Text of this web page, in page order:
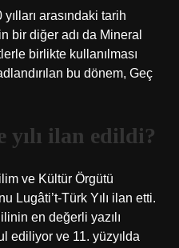
arasındaki tarih
bir diğer adı da Mineral
birlikte kullanılması
bu dönem, Geç
yılı ilan edildi?
ve Kültür Örgütü
Lugâti’t-Türk Yılı ilan etti.
en değerli yazılı
ediliyor ve 11. yüzyılda